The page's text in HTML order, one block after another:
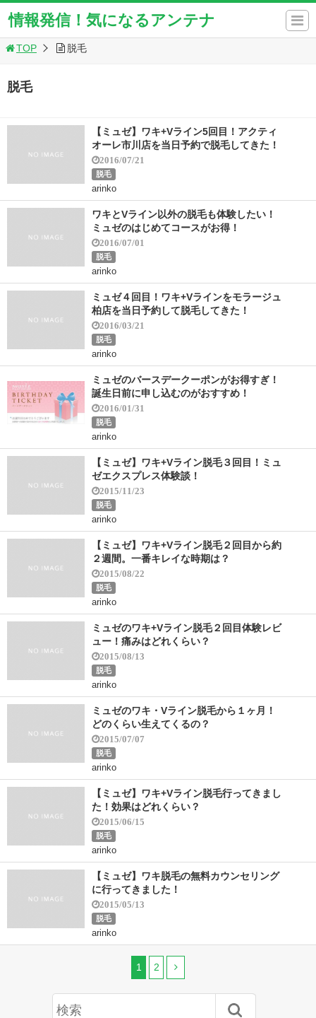
情報発信！気になるアンテナ
TOP 脱毛
脱毛
【ミュゼ】ワキ+Vライン5回目！アクティ
オーレ市川店を当日予約で脱毛してきた！
2016/07/21
脱毛
arinko
ワキとVライン以外の脱毛も体験したい！
ミュゼのはじめてコースがお得！
2016/07/01
脱毛
arinko
ミュゼ４回目！ワキ+Vラインをモラージュ
柏店を当日予約して脱毛してきた！
2016/03/21
脱毛
arinko
ミュゼのバースデークーポンがお得すぎ！
誕生日前に申し込むのがおすすめ！
2016/01/31
脱毛
arinko
【ミュゼ】ワキ+Vライン脱毛３回目！ミュ
ゼエクスプレス体験談！
2015/11/23
脱毛
arinko
【ミュゼ】ワキ+Vライン脱毛２回目から約
２週間。一番キレイな時期は？
2015/08/22
脱毛
arinko
ミュゼのワキ+Vライン脱毛２回目体験レビ
ュー！痛みはどれくらい？
2015/08/13
脱毛
arinko
ミュゼのワキ・Vライン脱毛から１ヶ月！
どのくらい生えてくるの？
2015/07/07
脱毛
arinko
【ミュゼ】ワキ+Vライン脱毛行ってきまし
た！効果はどれくらい？
2015/06/15
脱毛
arinko
【ミュゼ】ワキ脱毛の無料カウンセリング
に行ってきました！
2015/05/13
脱毛
arinko
1 2